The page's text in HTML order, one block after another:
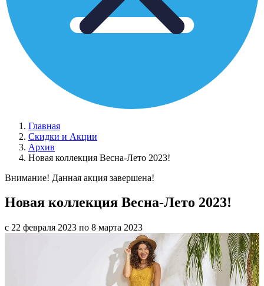
Главная
Скидки и Акции
Архив
Новая коллекция Весна-Лето 2023!
Внимание! Данная акция завершена!
Новая коллекция Весна-Лето 2023!
с 22 февраля 2023 по 8 марта 2023